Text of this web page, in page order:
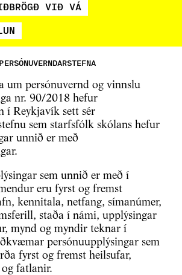
VIÐ VÁ
PERSÓNUVERNDARSTEFNA
um persónuvernd og vinnslu
nr. 90/2018 hefur
í Reykjavík sett sér
sem starfsfólk skólans hefur
unnið er með
sem unnið er með í
eru fyrst og fremst
kennitala, netfang, símanúmer,
staða í námi, upplýsingar
mynd og myndir teknar í
persónuupplýsingar sem
fyrst og fremst heilsufar,
fatlanir.